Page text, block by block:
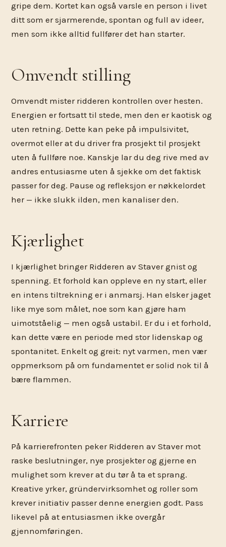
gripe dem. Kortet kan også varsle en person i livet
ditt som er sjarmerende, spontan og full av ideer,
men som ikke alltid fullfører det han starter.
Omvendt stilling
Omvendt mister ridderen kontrollen over hesten.
Energien er fortsatt til stede, men den er kaotisk og
uten retning. Dette kan peke på impulsivitet,
overmot eller at du driver fra prosjekt til prosjekt
uten å fullføre noe. Kanskje lar du deg rive med av
andres entusiasme uten å sjekke om det faktisk
passer for deg. Pause og refleksjon er nøkkelordet
her — ikke slukk ilden, men kanaliser den.
Kjærlighet
I kjærlighet bringer Ridderen av Staver gnist og
spenning. Et forhold kan oppleve en ny start, eller
en intens tiltrekning er i anmarsj. Han elsker jaget
like mye som målet, noe som kan gjøre ham
uimotståelig — men også ustabil. Er du i et forhold,
kan dette være en periode med stor lidenskap og
spontanitet. Enkelt og greit: nyt varmen, men vær
oppmerksom på om fundamentet er solid nok til å
bære flammen.
Karriere
På karrierefronten peker Ridderen av Staver mot
raske beslutninger, nye prosjekter og gjerne en
mulighet som krever at du tør å ta et sprang.
Kreative yrker, gründervirksomhet og roller som
krever initiativ passer denne energien godt. Pass
likevel på at entusiasmen ikke overgår
gjennomføringen.